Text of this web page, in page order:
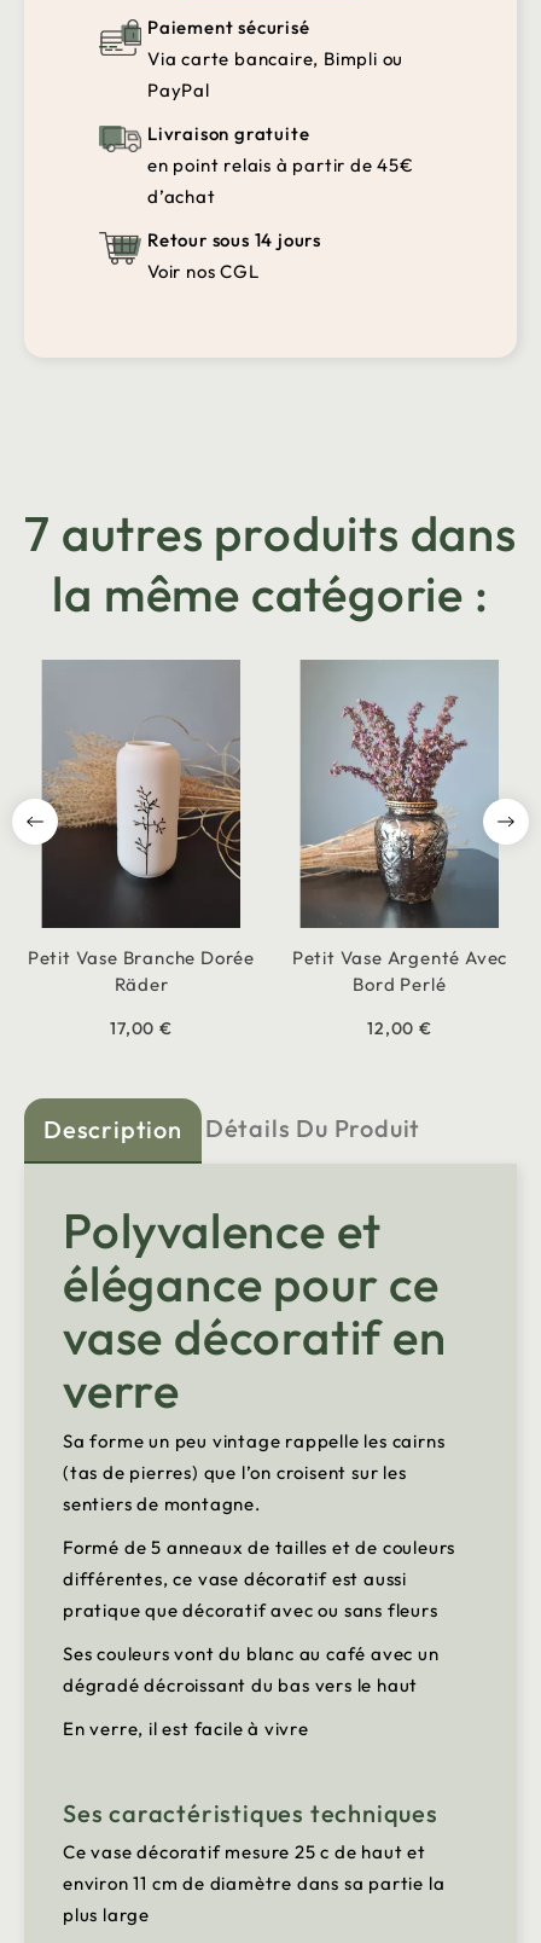
Paiement sécurisé
Via carte bancaire, Bimpli ou
PayPal
Livraison gratuite
en point relais à partir de 45€
d’achat
Retour sous 14 jours
Voir nos CGL
7 autres produits dans
la même catégorie :
Petit Vase Branche Dorée
Räder
17,00 €
Petit Vase Argenté Avec
Bord Perlé
12,00 €
Description Détails Du Produit
Polyvalence et
élégance pour ce
vase décoratif en
verre
Sa forme un peu vintage rappelle les cairns
(tas de pierres) que l’on croisent sur les
sentiers de montagne.
Formé de 5 anneaux de tailles et de couleurs
différentes, ce vase décoratif est aussi
pratique que décoratif avec ou sans fleurs
Ses couleurs vont du blanc au café avec un
dégradé décroissant du bas vers le haut
En verre, il est facile à vivre
Ses caractéristiques techniques
Ce vase décoratif mesure 25 c de haut et
environ 11 cm de diamètre dans sa partie la
plus large